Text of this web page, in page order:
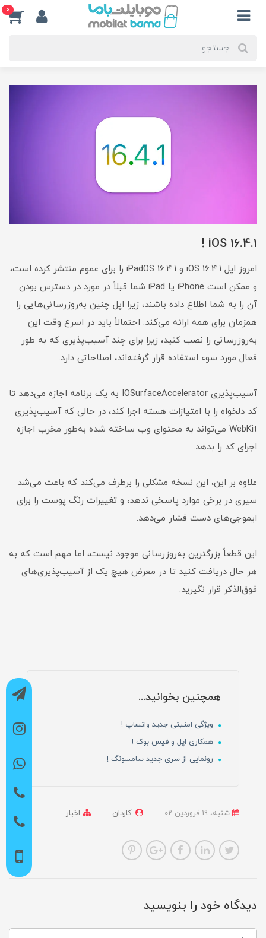
0
iOS 16.4.1 !
امروز اپل iOS 16.4.1 و iPadOS 16.4.1 را برای عموم منتشر کرده است،
و ممکن است iPhone یا iPad شما قبلاً در مورد در دسترس بودن
آن را به شما اطلاع داده باشند، زیرا اپل چنین به‌روزرسانی‌هایی را
همزمان برای همه ارائه می‌کند. احتمالاً باید در اسرع وقت این
به‌روزرسانی را نصب کنید، زیرا برای چند آسیب‌پذیری که به طور
فعال مورد سوء استفاده قرار گرفته‌اند، اصلاحاتی دارد.
آسیب‌پذیری IOSurfaceAccelerator به یک برنامه اجازه می‌دهد تا
کد دلخواه را با امتیازات هسته اجرا کند، در حالی که آسیب‌پذیری
WebKit می‌تواند به محتوای وب ساخته شده به‌طور مخرب اجازه
اجرای کد را بدهد.
علاوه بر این، این نسخه مشکلی را برطرف می‌کند که باعث می‌شد
سیری در برخی موارد پاسخی ندهد، و تغییرات رنگ پوست را برای
ایموجی‌های دست فشار می‌دهد.
این قطعاً بزرگترین به‌روزرسانی موجود نیست، اما مهم است که به
هر حال دریافت کنید تا در معرض هیچ یک از آسیب‌پذیری‌های
فوق‌الذکر قرار نگیرید.
همچنین بخوانید...
ویژگی امنیتی جدید واتساپ !
همکاری اپل و فیس بوک !
رونمایی از سری جدید سامسونگ !
شنبه، 19 فروردین 02 کاردان اخبار
دیدگاه خود را بنویسید